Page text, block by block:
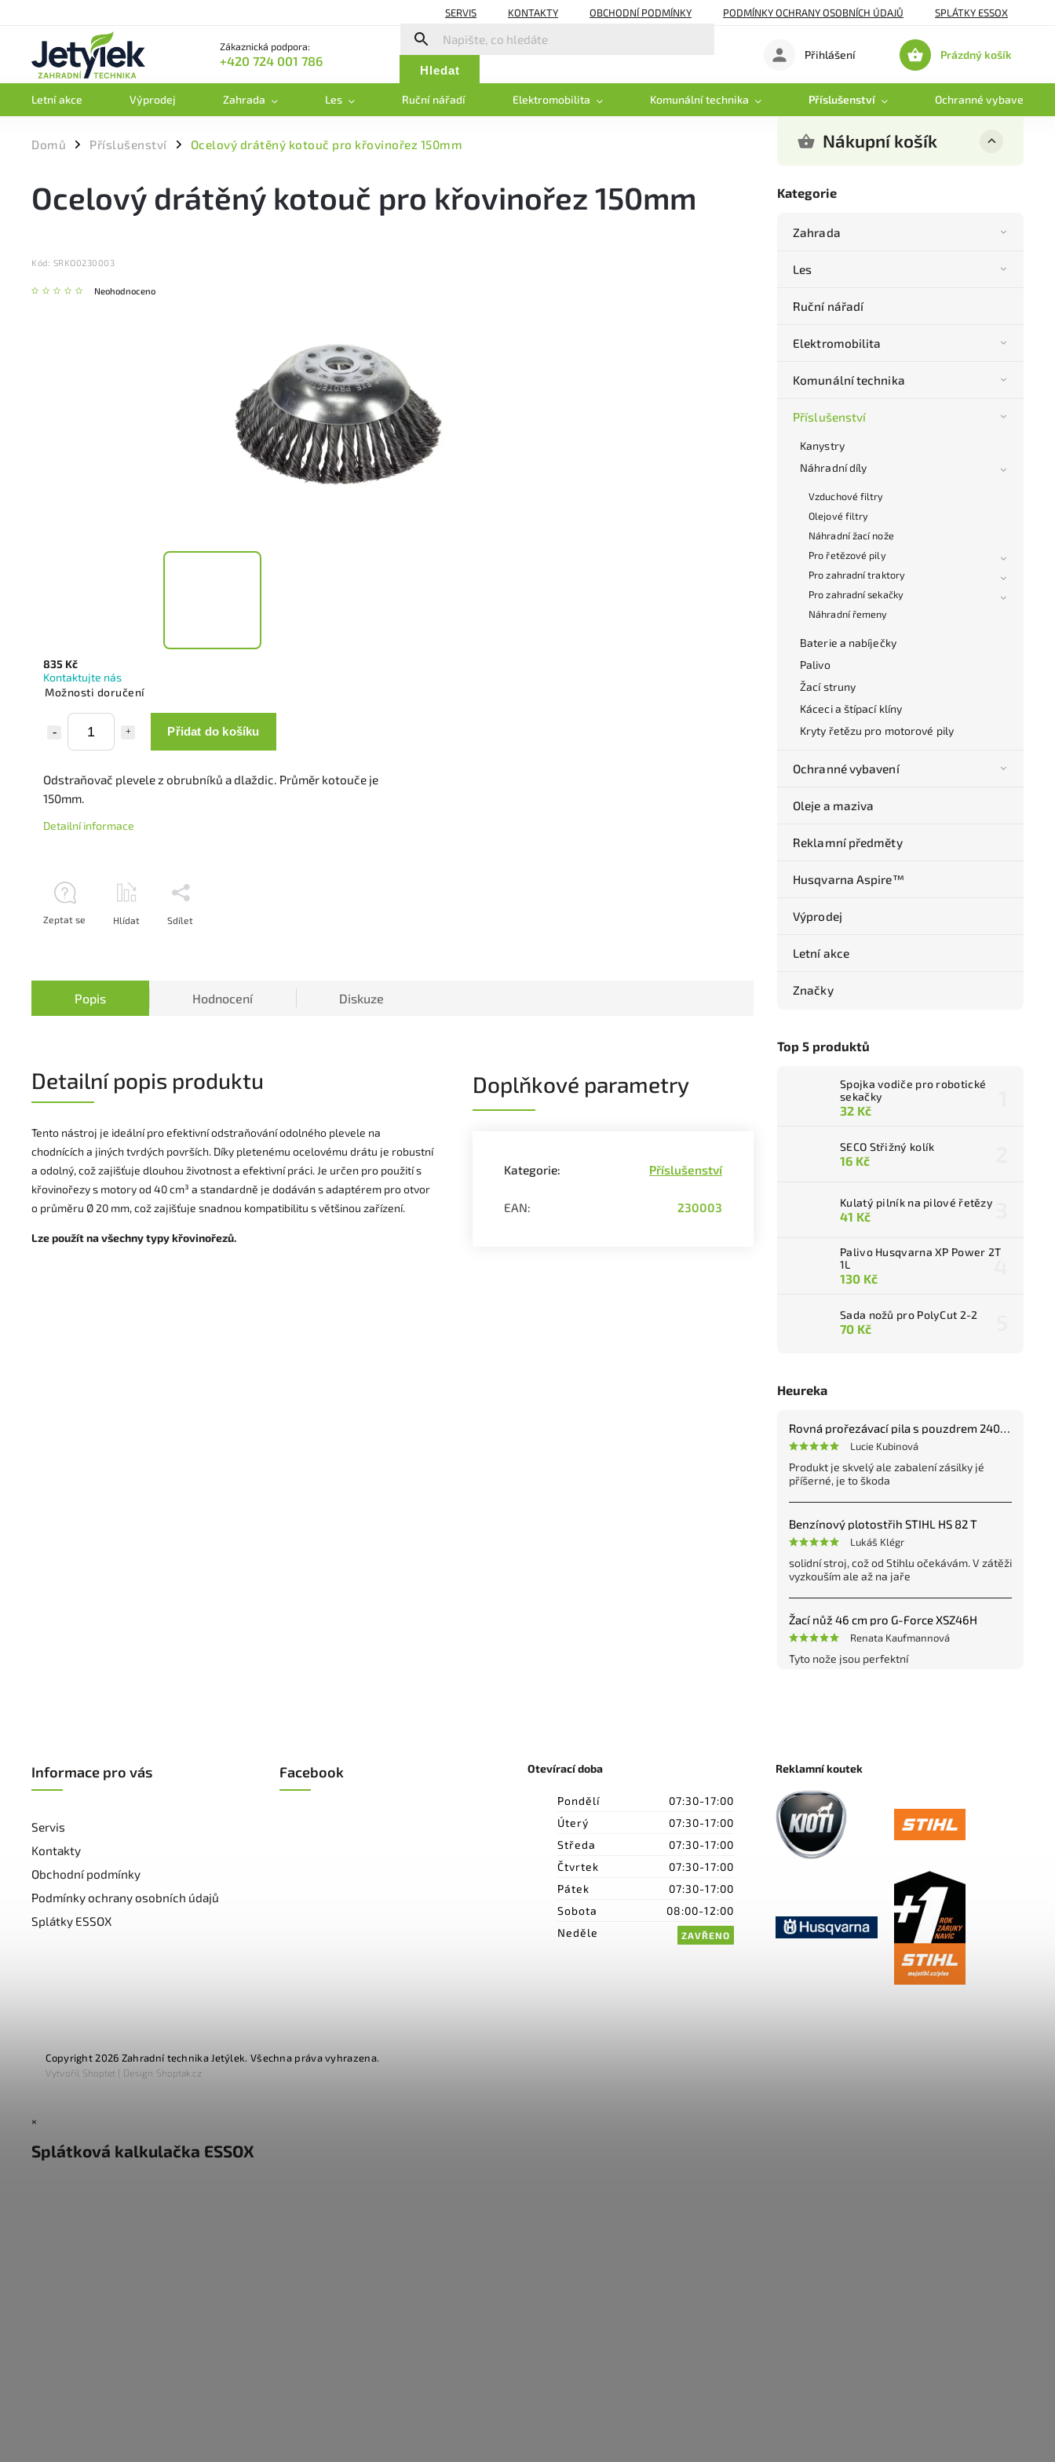
SERVIS KONTAKTY OBCHODNÍ PODMÍNKY PODMÍNKY OCHRANY OSOBNÍCH ÚDAJŮ SPLÁTKY ESSOX
Zákaznická podpora:
+420 724 001 786
Hledat
Nákupní
Prázdný košík
Přihlášení
Letní akce Výprodej Zahrada Les Ruční nářadí Elektromobilita Komunální technika Příslušenství Ochranné vybavení
Domů / Příslušenství / Ocelový drátěný kotouč pro křovinořez 150mm Nákupní košík
Kategorie
Zahrada
Les
Ruční nářadí
Elektromobilita
Komunální technika
Příslušenství
Kanystry
Náhradní díly
Vzduchové filtry
Olejové filtry
Náhradní žací nože
Pro řetězové pily
Pro zahradní traktory
Pro zahradní sekačky
Náhradní řemeny
Baterie a nabíječky
Palivo
Žací struny
Káceci a štípací klíny
Kryty řetězu pro motorové pily
Ochranné vybavení
Oleje a maziva
Reklamní předměty
Husqvarna Aspire™
Výprodej
Letní akce
Značky
Top 5 produktů
Spojka vodiče pro robotické
sekačky
32 Kč
SECO Střižný kolík
16 Kč
Kulatý pilník na pilové řetězy
41 Kč
Palivo Husqvarna XP Power 2T
1L
130 Kč
Sada nožů pro PolyCut 2-2
70 Kč
Heureka
Rovná prořezávací pila s pouzdrem 240 mm
Lucie Kubinová
Produkt je skvelý ale zabalení zásilky jé
příšerné, je to škoda
Benzínový plotostřih STIHL HS 82 T
Lukáš Klégr
solidní stroj, což od Stihlu očekávám. V zátěži
vyzkouším ale až na jaře
Žací nůž 46 cm pro G-Force XSZ46H
Renata Kaufmannová
Tyto nože jsou perfektní
Ocelový drátěný kotouč pro křovinořez 150mm
Kód: SRKO0230003
Neohodnoceno
835 Kč
Kontaktujte nás
Možnosti doručení
Přidat do košíku
Odstraňovač plevele z obrubníků a dlaždic. Průměr kotouče je
150mm.
Detailní informace
Zeptat se Hlídat Sdílet
Popis Hodnocení Diskuze
Detailní popis produktu
Tento nástroj je ideální pro efektivní odstraňování odolného plevele na
chodnících a jiných tvrdých površích. Díky pletenému ocelovému drátu je robustní
a odolný, což zajišťuje dlouhou životnost a efektivní práci. Je určen pro použití s
křovinořezy s motory od 40 cm³ a standardně je dodáván s adaptérem pro otvor
o průměru Ø 20 mm, což zajišťuje snadnou kompatibilitu s většinou zařízení.
Lze použít na všechny typy křovinořezů.
Doplňkové parametry
Kategorie: Příslušenství
EAN: 230003
Informace pro vás
Servis
Kontakty
Obchodní podmínky
Podmínky ochrany osobních údajů
Splátky ESSOX
Facebook Otevírací doba
Pondělí
07:30-17:00
Úterý
07:30-17:00
Středa
07:30-17:00
Čtvrtek
07:30-17:00
Pátek
07:30-17:00
Sobota
08:00-12:00
Neděle
ZAVŘENO
Reklamní koutek
Copyright 2026 Zahradní technika Jetýlek. Všechna práva vyhrazena.
VytvořilShoptet | DesignShoptak.cz
×
Splátková kalkulačka ESSOX